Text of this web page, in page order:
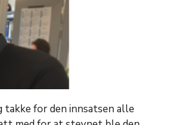
for den innsatsen alle